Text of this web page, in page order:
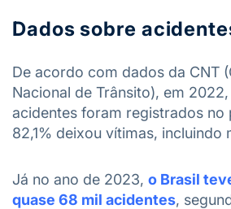
Dados sobre
De acordo com dados da CNT
Nacional de Trânsito), em
acidentes foram registrados no
82,1% deixou vítimas, incluindo
Já no ano de 2023, o Brasil
quase 68 mil acidentes,